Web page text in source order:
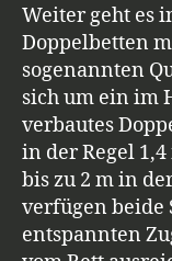
Weiter geht es
Doppelbetten
sogenannten
sich um ein im
verbautes
in der Regel
bis zu 2 m in
verfügen beide
entspannten